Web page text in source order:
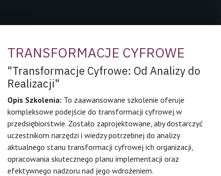
TRANSFORMACJE CYFROWE
"Transformacje Cyfrowe: Od Analizy do
Realizacji"
Opis Szkolenia: To zaawansowane szkolenie oferuje
kompleksowe podejście do transformacji cyfrowej w
przedsiębiorstwie. Zostało zaprojektowane, aby dostarczyć
uczestnikom narzędzi i wiedzy potrzebnej do analizy
aktualnego stanu transformacji cyfrowej ich organizacji,
opracowania skutecznego planu implementacji oraz
efektywnego nadzoru nad jego wdrożeniem.